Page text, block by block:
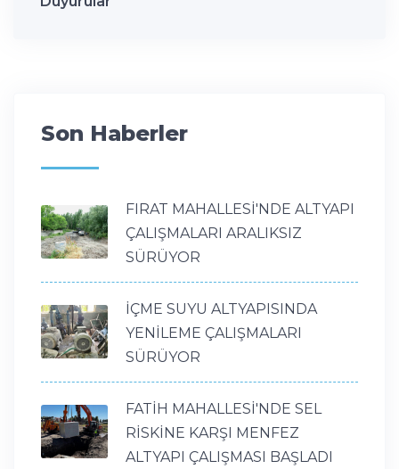
Son Haberler
FIRAT MAHALLESİ'NDE ALTYAPI
ÇALIŞMALARI ARALIKSIZ
SÜRÜYOR
İÇME SUYU ALTYAPISINDA
YENİLEME ÇALIŞMALARI
SÜRÜYOR
FATİH MAHALLESİ'NDE SEL
RİSKİNE KARŞI MENFEZ
ALTYAPI ÇALIŞMASI BAŞLADI